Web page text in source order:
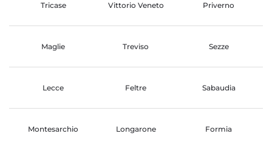
Tricase Vittorio Veneto Priverno
Maglie Treviso Sezze
Lecce Feltre Sabaudia
Montesarchio Longarone Formia